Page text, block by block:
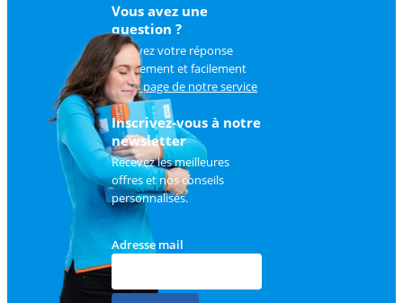
Vous avez une
question ?
Trouvez votre réponse
rapidement et facilement
surla page de notre service
client.
Inscrivez-vous à notre
newsletter
Recevez les meilleures
offres et nos conseils
personnalisés.
Adresse mail